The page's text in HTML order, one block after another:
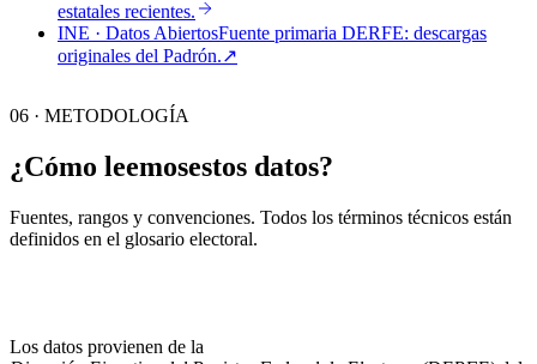
estatales recientes.
INE · Datos AbiertosFuente primaria DERFE: descargas
originales del Padrón.↗︎
06 · METODOLOGÍA
¿Cómo leemosestos datos?
Fuentes, rangos y convenciones. Todos los términos técnicos están
definidos en el glosario electoral.
Los datos provienen de la